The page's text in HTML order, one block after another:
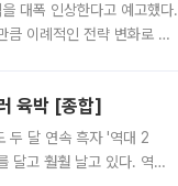
대폭 인상한다고 예고했다.
큼 이례적인 전략 변화로 평
육박 [종합]
두 달 연속 흑자 '역대 2
달고 훨훨 날고 있다. 역대